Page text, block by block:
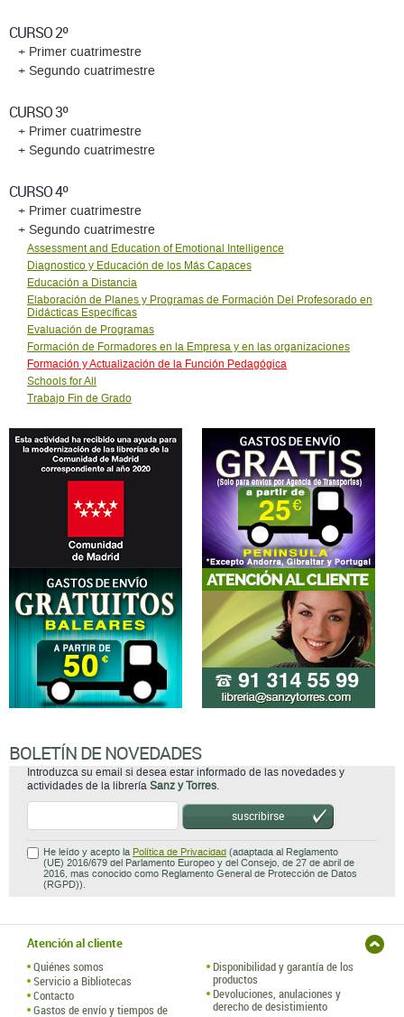
CURSO 2º
+ Primer cuatrimestre
+ Segundo cuatrimestre
CURSO 3º
+ Primer cuatrimestre
+ Segundo cuatrimestre
CURSO 4º
+ Primer cuatrimestre
+ Segundo cuatrimestre
Assessment and Education of Emotional Intelligence
Diagnostico y Educación de los Más Capaces
Educación a Distancia
Elaboración de Planes y Programas de Formación Del Profesorado en
Didácticas Específicas
Evaluación de Programas
Formación de Formadores en la Empresa y en las organizaciones
Formación y Actualización de la Función Pedagógica
Schools for All
Trabajo Fin de Grado
BOLETÍN DE NOVEDADES
Introduzca su email si desea estar informado de las novedades y
actividades de la librería Sanz y Torres.
suscribirse
He leído y acepto la Política de Privacidad (adaptada al Reglamento
(UE) 2016/679 del Parlamento Europeo y del Consejo, de 27 de abril de
2016, mas conocido como Reglamento General de Protección de Datos
(RGPD)).
Atención al cliente
Quiénes somos
Servicio a Bibliotecas
Contacto
Gastos de envío y tiempos de
Disponibilidad y garantía de los
productos
Devoluciones, anulaciones y
derecho de desistimiento